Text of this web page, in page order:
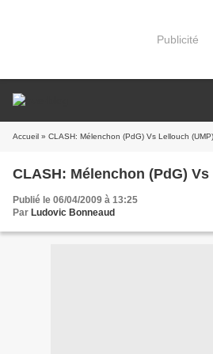
Publicité
Accueil » CLASH: Mélenchon (PdG) Vs Lellouch (UMP)
CLASH: Mélenchon (PdG)
Publié le 06/04/2009 à 13:25
Par Ludovic Bonneaud